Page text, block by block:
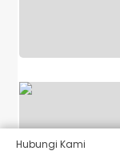
Hubungi Kami